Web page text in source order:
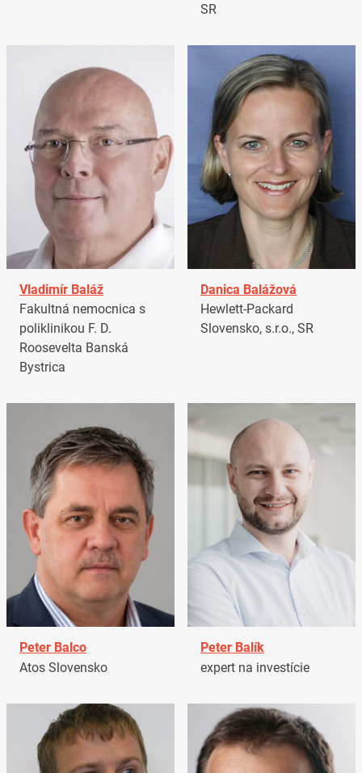
SR
Vladimír Baláž
Fakultná nemocnica s
poliklinikou F. D.
Roosevelta Banská
Bystrica
Danica Balážová
Hewlett-Packard
Slovensko, s.r.o., SR
Peter Balco
Atos Slovensko
Peter Balík
expert na investície